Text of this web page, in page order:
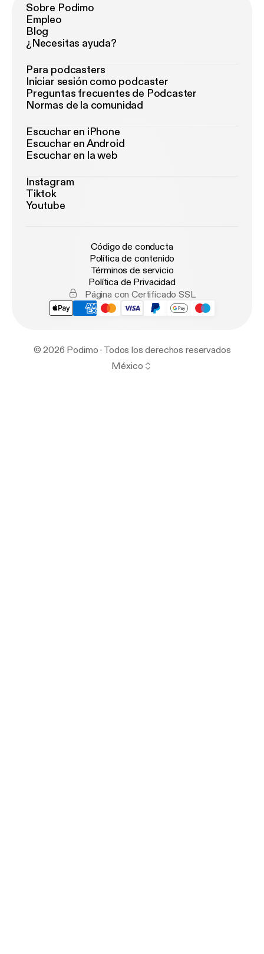
Sobre Podimo
Empleo
Blog
¿Necesitas ayuda?
Para podcasters
Iniciar sesión como podcaster
Preguntas frecuentes de Podcaster
Normas de la comunidad
Escuchar en iPhone
Escuchar en Android
Escuchar en la web
Instagram
Tiktok
Youtube
Código de conducta
Política de contenido
Términos de servicio
Política de Privacidad
Página con Certificado SSL
© 2026 Podimo · Todos los derechos reservados
México